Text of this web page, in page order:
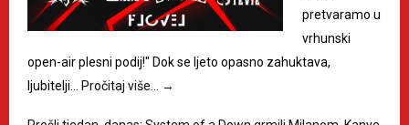
pretvaramo u
vrhunski
open-air plesni podij!" Dok se ljeto opasno zahuktava,
ljubitelji…
Pročitaj više… →